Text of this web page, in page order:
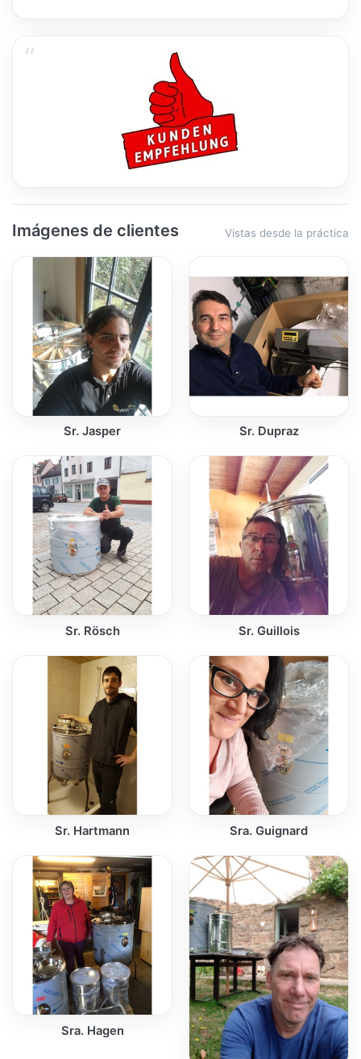
Imágenes de clientes Vistas desde la práctica
Sr. Jasper Sr. Dupraz
Sr. Rösch Sr. Guillois
Sr. Hartmann Sra. Guignard
Sra. Hagen